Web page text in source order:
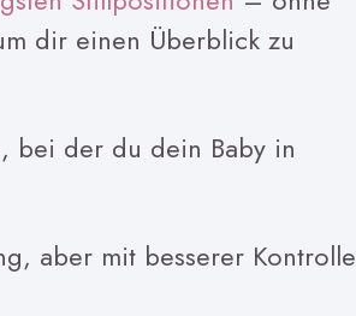
dir einen Überblick zu
bei der du dein Baby in
aber mit besserer Kontrolle